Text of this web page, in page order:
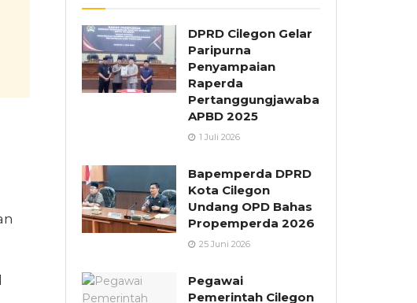
DPRD Cilegon Gelar
Paripurna
Penyampaian
Raperda
Pertanggungjawaban
APBD 2025
1 Juli 2026
Bapemperda DPRD
Kota Cilegon
Undang OPD Bahas
Propemperda 2026
25 Juni 2026
Pegawai
Pemerintah Cilegon